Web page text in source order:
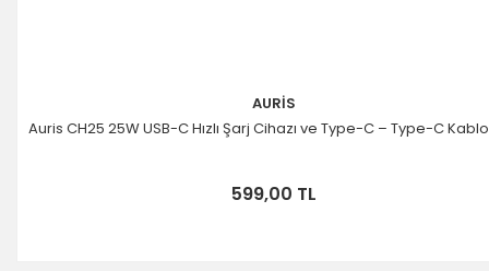
AURİS
Auris CH25 25W USB-C Hızlı Şarj Cihazı ve Type-C – Type-C
599,00 TL